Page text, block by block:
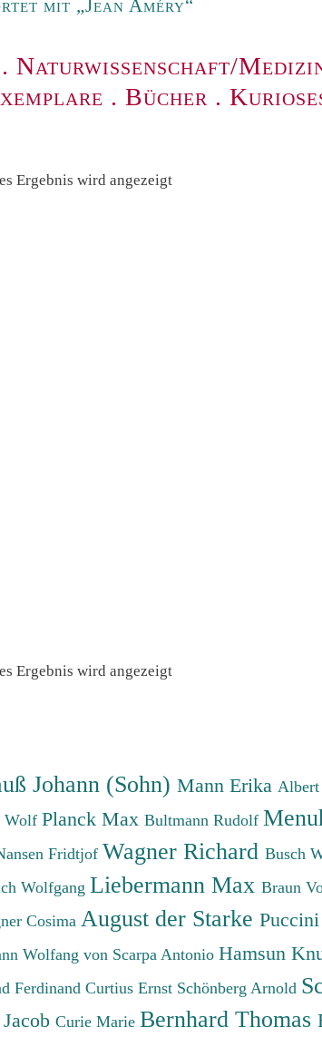
mit „Jean Améry“
. Naturwissenschaft/
. Bücher .
Ergebnis wird angezeigt
Ergebnis wird angezeigt
Johann (Sohn)Mann Erika
Wolf Planck Max Bultmann Rudolf
Fridtjof Wagner Richard Busch
Wolfgang Liebermann Max Braun
Cosima August der Starke
Wolfang von Scarpa Antonio Hamsun
Ferdinand Curtius Ernst Schönberg Arnold
Curie Marie Bernhard Thomas